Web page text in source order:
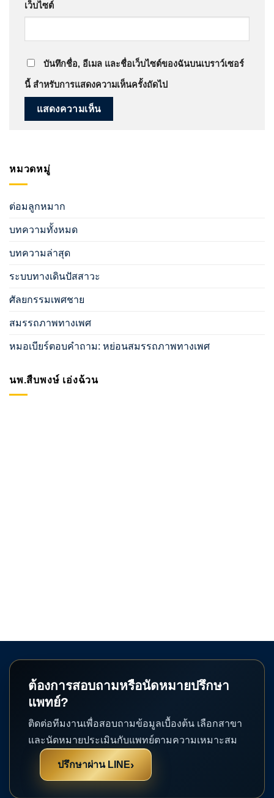
เว็บไซต์
บันทึกชื่อ, อีเมล และชื่อเว็บไซต์ของฉันบนเบราว์เซอร์
นี้ สำหรับการแสดงความเห็นครั้งถัดไป
หมวดหมู่
ต่อมลูกหมาก
บทความทั้งหมด
บทความล่าสุด
ระบบทางเดินปัสสาวะ
ศัลยกรรมเพศชาย
สมรรถภาพทางเพศ
หมอเบียร์ตอบคำถาม: หย่อนสมรรถภาพทางเพศ
นพ.สืบพงษ์ เอ่งฉ้วน
ต้องการสอบถามหรือนัดหมายปรึกษา
แพทย์?
ติดต่อทีมงานเพื่อสอบถามข้อมูลเบื้องต้น เลือกสาขา
และนัดหมายประเมินกับแพทย์ตามความเหมาะสม
ปรึกษาผ่าน LINE›